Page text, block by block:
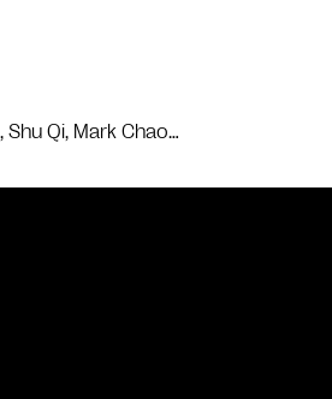
Qi, Mark Chao…